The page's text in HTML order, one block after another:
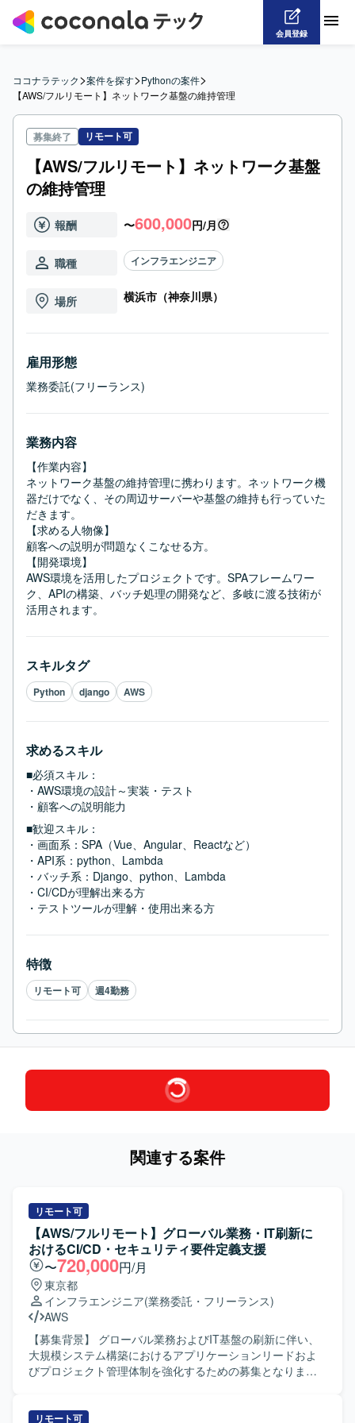
会員登録
ココナラテック>案件を探す>Pythonの案件>
【AWS/フルリモート】ネットワーク基盤の維持管理
募集終了 リモート可
【AWS/フルリモート】ネットワーク基盤
の維持管理
報酬 〜600,000円/月
職種 インフラエンジニア
場所 横浜市（神奈川県）
雇用形態
業務委託(フリーランス)
業務内容
【作業内容】
ネットワーク基盤の維持管理に携わります。ネットワーク機
器だけでなく、その周辺サーバーや基盤の維持も行っていた
だきます。
【求める人物像】
顧客への説明が問題なくこなせる方。
【開発環境】
AWS環境を活用したプロジェクトです。SPAフレームワー
ク、APIの構築、バッチ処理の開発など、多岐に渡る技術が
活用されます。
スキルタグ
Python django AWS
求めるスキル
■必須スキル：
・AWS環境の設計～実装・テスト
・顧客への説明能力
■歓迎スキル：
・画面系：SPA（Vue、Angular、Reactなど）
・API系：python、Lambda
・バッチ系：Django、python、Lambda
・CI/CDが理解出来る方
・テストツールが理解・使用出来る方
特徴
リモート可 週4勤務
関連する案件
リモート可
【AWS/フルリモート】グローバル業務・IT刷新に
おけるCI/CD・セキュリティ要件定義支援
〜720,000円/月
東京都
インフラエンジニア(業務委託・フリーランス)
AWS
【募集背景】 グローバル業務およびIT基盤の刷新に伴い、
大規模システム構築におけるアプリケーションリードおよ
びプロジェクト管理体制を強化するための募集となりま
ードしていただきます。具体的には、Webアプリケーショ
リモート可